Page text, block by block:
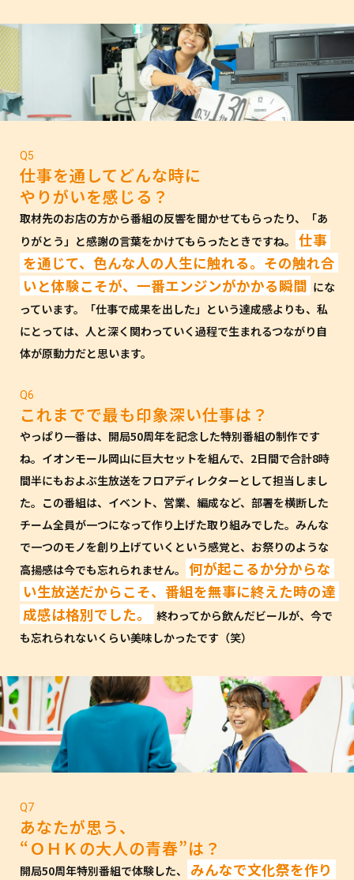
Q5
仕事を通してどんな時に
やりがいを感じる？
取材先のお店の方から番組の反響を聞かせてもらったり、「あ
りがとう」と感謝の言葉をかけてもらったときですね。
仕事
を通じて、色んな人の人生に触れる。その触れ合
いと体験こそが、一番エンジンがかかる瞬間 にな
っています。「仕事で成果を出した」という達成感よりも、私
にとっては、人と深く関わっていく過程で生まれるつながり自
体が原動力だと思います。
Q6
これまでで最も印象深い仕事は？
やっぱり一番は、開局50周年を記念した特別番組の制作です
ね。イオンモール岡山に巨大セットを組んで、2日間で合計8時
間半にもおよぶ生放送をフロアディレクターとして担当しまし
た。この番組は、イベント、営業、編成など、部署を横断した
チーム全員が一つになって作り上げた取り組みでした。みんな
で一つのモノを創り上げていくという感覚と、お祭りのような
高揚感は今でも忘れられません。
何が起こるか分からな
い生放送だからこそ、番組を無事に終えた時の達
成感は格別でした。
終わってから飲んだビールが、今で
も忘れられないくらい美味しかったです（笑）
Q7
あなたが思う、
“ＯＨＫの大人の青春”は？
開局50周年特別番組で体験した、
みんなで文化祭を作り